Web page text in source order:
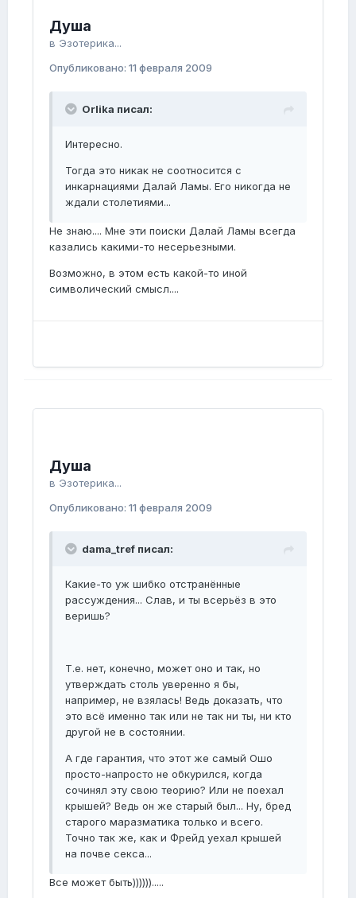
Душа
в Эзотерика...
Опубликовано: 11 февраля 2009
Orlika писал:
Интересно.
Тогда это никак не соотносится с
инкарнациями Далай Ламы. Его никогда не
ждали столетиями...
Не знаю.... Мне эти поиски Далай Ламы всегда
казались какими-то несерьезными.
Возможно, в этом есть какой-то иной
символический смысл....
Душа
в Эзотерика...
Опубликовано: 11 февраля 2009
dama_tref писал:
Какие-то уж шибко отстранённые
рассуждения... Слав, и ты всерьёз в это
веришь?
Т.е. нет, конечно, может оно и так, но
утверждать столь уверенно я бы,
например, не взялась! Ведь доказать, что
это всё именно так или не так ни ты, ни кто
другой не в состоянии.
А где гарантия, что этот же самый Ошо
просто-напросто не обкурился, когда
сочинял эту свою теорию? Или не поехал
крышей? Ведь он же старый был... Ну, бред
старого маразматика только и всего.
Точно так же, как и Фрейд уехал крышей
на почве секса...
Все может быть)))))).....